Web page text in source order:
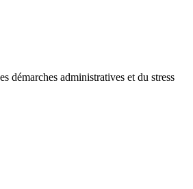
démarches administratives et du stress